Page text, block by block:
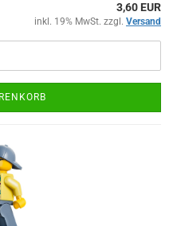
3,60 EUR
inkl. 19% MwSt. zzgl. Versand